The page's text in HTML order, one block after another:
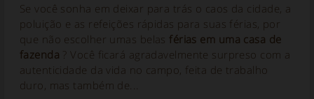
Se você sonha em deixar para trás o caos da cidade, a
poluição e as refeições rápidas para suas férias, por
que não escolher umas belas férias em uma casa de
fazenda ? Você ficará agradavelmente surpreso com a
autenticidade da vida no campo, feita de trabalho
duro, mas também de...